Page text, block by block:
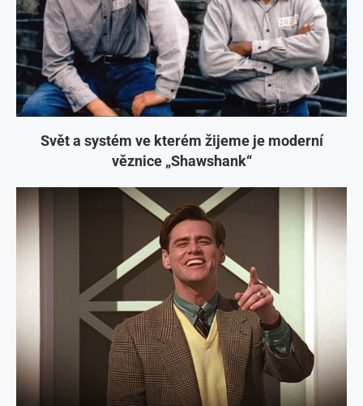
Svět a systém ve kterém žijeme je moderní
věznice „Shawshank“